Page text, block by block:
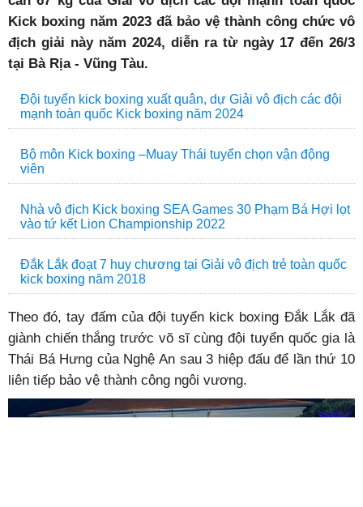
Kick boxing năm 2023 đã bảo vệ thành công chức vô
địch giải này năm 2024, diễn ra từ ngày 17 đến 26/3
tại Bà Rịa - Vũng Tàu.
Đội tuyển kick boxing xuất quân, dự Giải vô địch các đội
mạnh toàn quốc Kick boxing năm 2024
Bộ môn Kick boxing –Muay Thái tuyển chọn vận động
viên
Nhà vô địch Kick boxing SEA Games 30 Phạm Bá Hợi lọt
vào tứ kết Lion Championship 2022
Đắk Lắk đoạt 7 huy chương tại Giải vô địch trẻ toàn quốc
kick boxing năm 2018
Theo đó, tay đấm của đội tuyển kick boxing Đắk Lắk đã
giành chiến thắng trước võ sĩ cùng đội tuyển quốc gia là
Thái Bá Hưng của Nghệ An sau 3 hiệp đấu để lần thứ 10
liên tiếp bảo vệ thành công ngôi vương.